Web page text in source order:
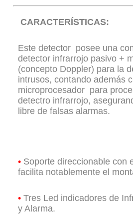
CARACTERÍSTICAS:
Este detector posee una
detector infrarrojo pasivo +
(concepto Doppler) para la
intrusos, contando además
microprocesador para
detectro infrarrojo,
libre de falsas alarmas.
• Soporte direccionable con
facilita notablemente el
• Tres Led indicadores de
y Alarma.